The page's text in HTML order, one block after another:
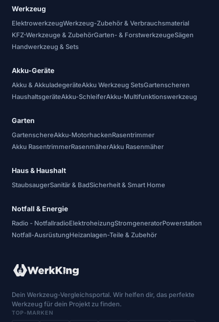
Werkzeug
ElektrowerkzeugWerkzeug-Zubehör & Verbrauchsmaterial
KFZ-Werkzeuge & ZubehörGarten- & ForstwerkzeugeSägen
Handwerkzeug & Sets
Akku-Geräte
Akku & AkkuladegeräteAkku Werkzeug SetsGartenscheren
HaushaltsgeräteAkku-SchleiferAkku-Multifunktionswerkzeug
Garten
GartenschereAkku-MotorhackenRasentrimmer
Akku RasentrimmerRasenmäherAkku Rasenmäher
Haus & Haushalt
StaubsaugerSanitär & BadSicherheit & Smart Home
Notfall & Energie
Radio - NotfallradioElektroheizungStromgeneratorPowerstation
Notfall-AusrüstungHeizanlagen-Teile & Zubehör
Dein Werkzeug-Vergleichsportal. Wir helfen dir, das perfekte
Werkzeug für dein Projekt zu finden.
TOP-MARKEN